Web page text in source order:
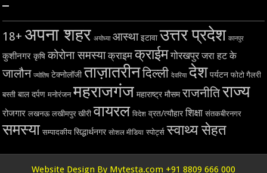
–
18+ अपना शहर अयोध्या आस्था इटावा उत्तर प्रदेश कानपुर
कुशीनगर कृषि कोरोना समस्या क्राइम क्राईम गोरखपुर जरा हट के
जालौन ज्योतिष टेक्नोलॉजी ताज़ातरीनदिल्ली देवरिया देश पर्यटन फोटो गैलरी
बस्ती बाल दर्पण मनोरंजन महराजगंज महाराष्ट्र मौसम राजनीतिराज्य
रोजगार लखनऊ लखीमपुर खीरी वायरल विदेश व्रत/त्यौहार शिक्षा संतकबीरनगर
समस्या सम्पादकीय सिद्धार्थनगर सोशल मीडिया स्पोर्ट्स स्वाथ्य सेहत
Website Design By Mytesta.com +91 8809 666 000